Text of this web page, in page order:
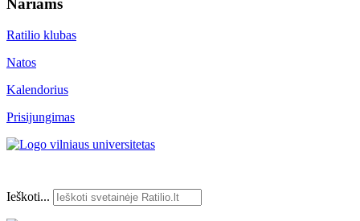
Nariams
Ratilio klubas
Natos
Kalendorius
Prisijungimas
Ieškoti...